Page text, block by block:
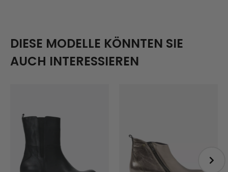
DIESE MODELLE KÖNNTEN SIE
AUCH INTERESSIEREN